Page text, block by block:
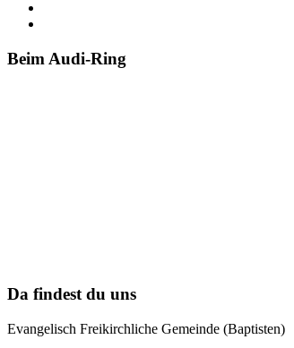
Beim Audi-Ring
Da findest du uns
Evangelisch Freikirchliche Gemeinde (Baptisten)